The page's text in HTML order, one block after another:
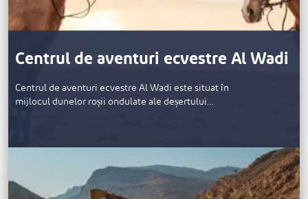
Centrul de aventuri ecvestre Al Wadi
Centrul de aventuri ecvestre Al Wadi este situat în
mijlocul dunelor roșii ondulate ale deșertului…